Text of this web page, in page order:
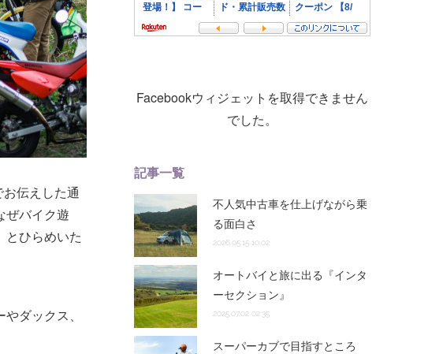
お伝えした通
ぜバイク遊
ひらめいた
ダックス、
Facebookウィジェットを取得できません
でした。
記事一覧
不人気中古車を仕上げながら乗
る面白さ
2026.05.15 10:02
オートバイと旅に出る『インタ
ーセクション』
2025.07.02 02:35
スーパーカブで目指すところ